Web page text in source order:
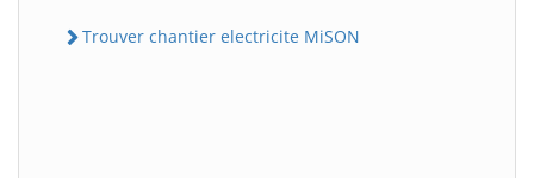
Trouver chantier electricite MiSON